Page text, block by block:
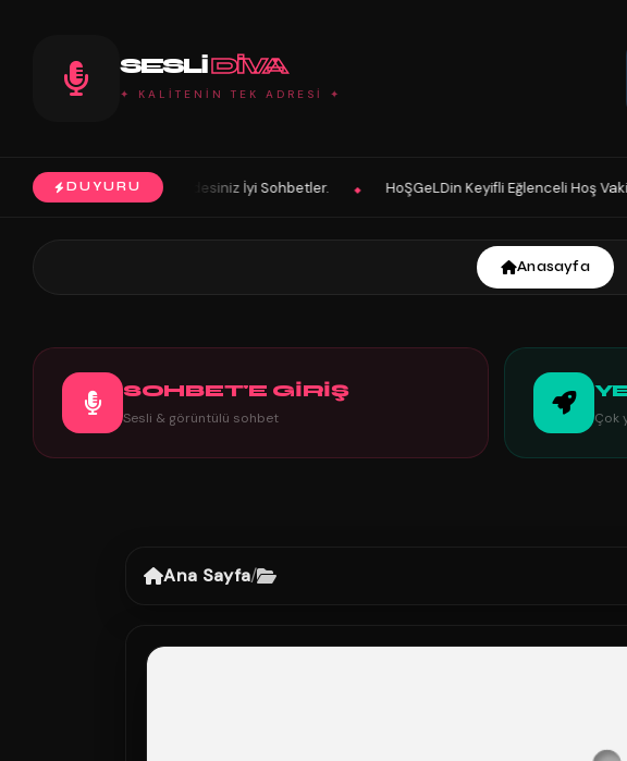
SESLIDIVA
✦ KALİTENİN TEK ADRESİ ✦
DUYURU
Adresindesiniz İyi Sohbetler. ◆ HoŞGeLDin Keyifli Eğlenceli Hoş Vakitler Diler 2026
Anasayfa
SOHBET'E GİRİŞ
Sesli & görüntülü sohbet Çok
Ana Sayfa/